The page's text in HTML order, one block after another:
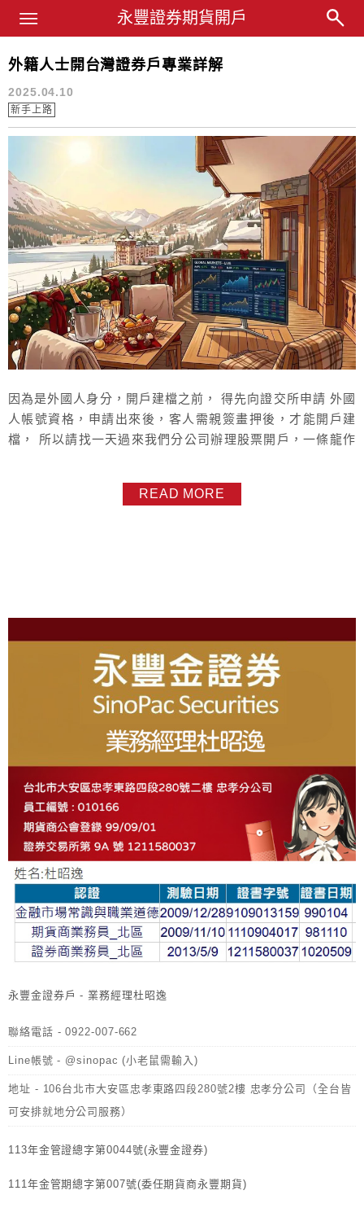
永豐業務經理杜昭逸Blog
永豐證券期貨開戶
Main Menu
台灣
外籍人士開台灣證券戶專業詳解
2025.04.10
新手上路
因為是外國人身分，開戶建檔之前， 得先向證交所申請 外國
人帳號資格，申請出來後，客人需親簽畫押後，才能開戶建
檔， 所以請找一天過來我們分公司辦理股票開戶，一條龍作
閱是否能申請外國人帳號。 確認可以的話 會請您先去開好永
豐銀行戶後，再幫您安排到我方證券分公司辦理股票開戶。
READ MORE
永豐金證券戶 - 業務經理杜昭逸
聯絡電話 - 0922-007-662
Line帳號 - @sinopac (小老鼠需輸入)
地址 - 106台北市大安區忠孝東路四段280號2樓 忠孝分公司（全台皆
可安排就地分公司服務）
113年金管證總字第0044號(永豐金證券)
111年金管期總字第007號(委任期貨商永豐期貨)